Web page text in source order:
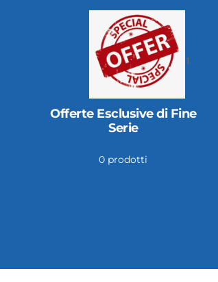
1
Portacartellini, portaprezzi
e portacataloghi
45 prodotti